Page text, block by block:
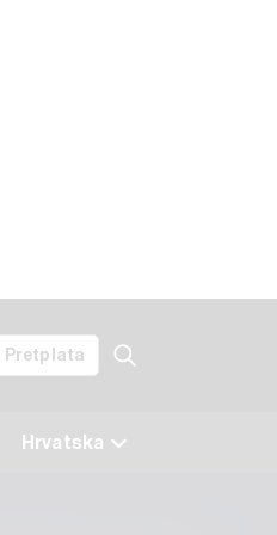
Pretplata
Hrvatska